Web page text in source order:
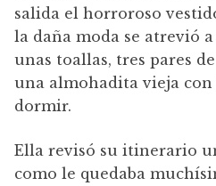
salida el horroroso
la daña moda se atrevió
unas toallas, tres pares
una almohadita vieja con
dormir.
Ella revisó su itinerario
como le quedaba